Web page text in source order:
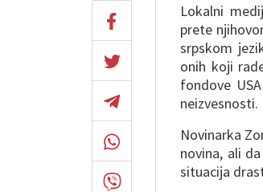
Lokalni
prete
srpskom
onih koji
fondove
neizvesnosti.
Novinarka
novina, ali
situacija